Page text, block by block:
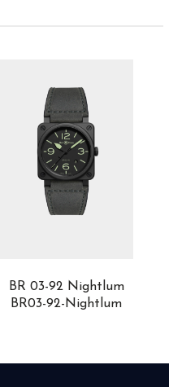
BR 03-92 Nightlum
BR03-92-Nightlum